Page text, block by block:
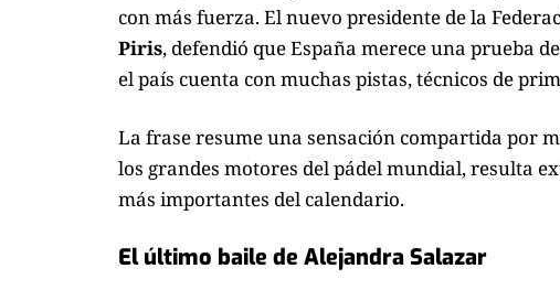
con más fuerza. El nuevo presidente de la
Piris, defendió que España merece una prueba
el país cuenta con muchas pistas, técnicos de
La frase resume una sensación compartida por
los grandes motores del pádel mundial, resulta
más importantes del calendario.
El último baile de Alejandra Salazar